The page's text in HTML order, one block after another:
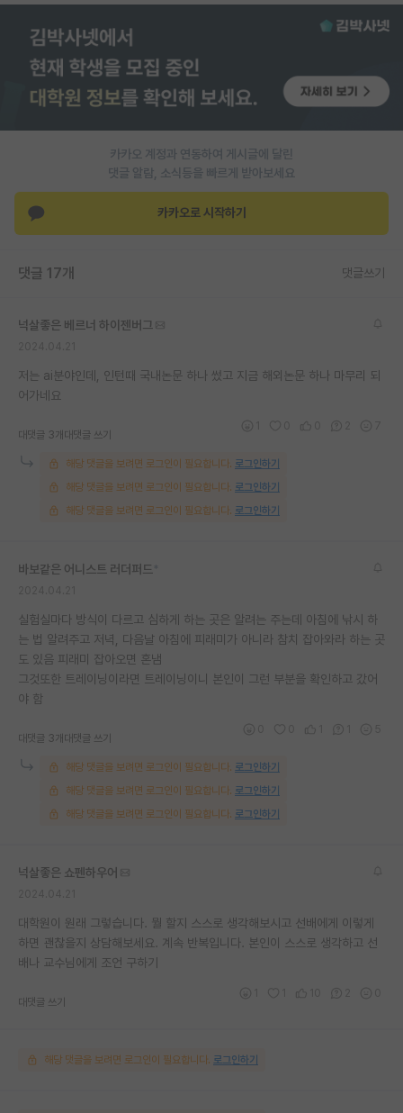
PI 전용 게시판
인문사회 계열 게시판
특수/전문대학원 게시판
반도체/AI 게시판
장학금/장학생 게시판
홍보 게시판
커리어
반도체 아카데미
카카오 계정과 연동하여 게시글에 달린
댓글 알람, 소식등을 빠르게 받아보세요
카카오로 시작하기
댓글 17개 댓글쓰기
넉살좋은 베르너 하이젠버그
저는 ai분야인데, 인턴때 국내논문 하나 썼고 지금 해외논문 하나 마무리 되
어가네요
대댓글 3개 대댓글 쓰기
해당 댓글을 보려면 로그인이 필요합니다. 로그인하기
해당 댓글을 보려면 로그인이 필요합니다. 로그인하기
해당 댓글을 보려면 로그인이 필요합니다. 로그인하기
바보같은 어니스트 러더퍼드
실험실마다 방식이 다르고 심하게 하는 곳은 알려는 주는데 아침에 낚시 하
는 법 알려주고 저녁, 다음날 아침에 피래미가 아니라 참치 잡아와라 하는 곳
도 있음 피래미 잡아오면 혼냄
그것또한 트레이닝이라면 트레이닝이니 본인이 그런 부분을 확인하고 갔어
야 함
대댓글 3개 대댓글 쓰기
해당 댓글을 보려면 로그인이 필요합니다. 로그인하기
해당 댓글을 보려면 로그인이 필요합니다. 로그인하기
해당 댓글을 보려면 로그인이 필요합니다. 로그인하기
넉살좋은 쇼펜하우어
대학원이 원래 그렇습니다. 뭘 할지 스스로 생각해보시고 선배에게 이렇게
하면 괜찮을지 상담해보세요. 계속 반복입니다. 본인이 스스로 생각하고 선
배나 교수님에게 조언 구하기
대댓글 쓰기
해당 댓글을 보려면 로그인이 필요합니다. 로그인하기